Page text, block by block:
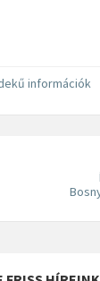
információk